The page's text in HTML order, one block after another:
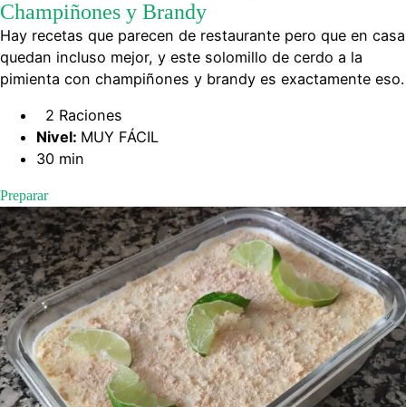
Champiñones y Brandy
Hay recetas que parecen de restaurante pero que en casa
quedan incluso mejor, y este solomillo de cerdo a la
pimienta con champiñones y brandy es exactamente eso.
2 Raciones
Nivel: MUY FÁCIL
30 min
Preparar